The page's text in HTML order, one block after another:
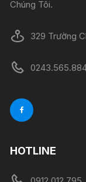
Chúng Tôi.
329 Trường
HOTLINE